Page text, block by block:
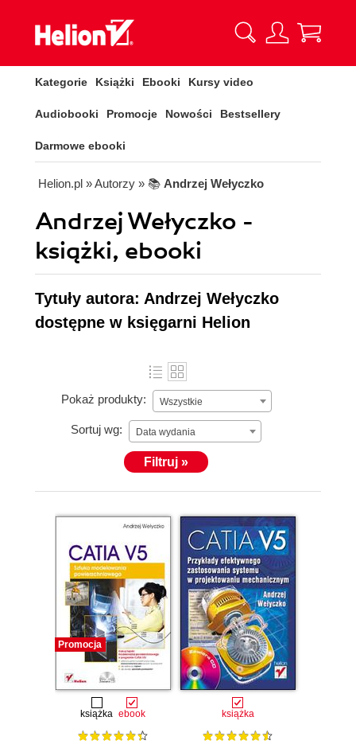
Kategorie Książki Ebooki Kursy video
Audiobooki Promocje Nowości Bestsellery
Darmowe ebooki
Helion.pl » Autorzy » 📚 Andrzej Wełyczko
Andrzej Wełyczko -
książki, ebooki
Tytuły autora: Andrzej Wełyczko
dostępne w księgarni Helion
Pokaż produkty: Wszystkie
Sortuj wg: Data wydania
Filtruj »
Promocja
książka ebook książka